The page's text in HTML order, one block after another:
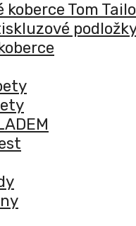
koberce Tom